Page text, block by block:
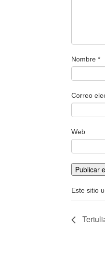
Nombre *
Correo
Web
Este sitio